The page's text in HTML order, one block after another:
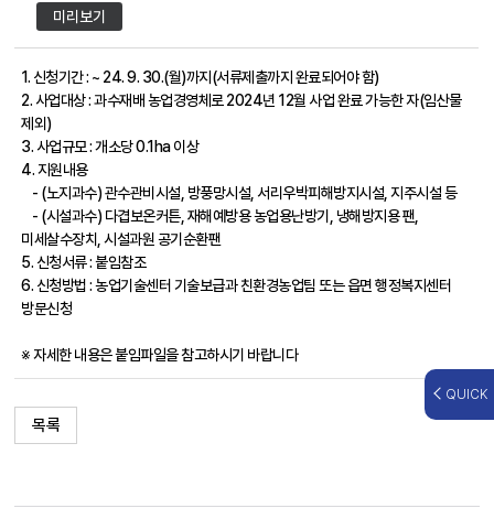
미리보기
1. 신청기간 : ~ 24. 9. 30.(월)까지(서류제출까지 완료되어야 함)
2. 사업대상 : 과수재배 농업경영체로 2024년 12월 사업 완료 가능한 자(임산물
제외)
3. 사업규모 : 개소당 0.1ha 이상
4. 지원내용
- (노지과수) 관수관비시설, 방풍망시설, 서리우박피해방지시설, 지주시설 등
- (시설과수) 다겹보온커튼, 재해예방용 농업용난방기, 냉해방지용 팬,
미세살수장치, 시설과원 공기순환팬
5. 신청서류 : 붙임참조
6. 신청방법 : 농업기술센터 기술보급과 친환경농업팀 또는 읍면 행정복지센터
방문신청
※ 자세한 내용은 붙임파일을 참고하시기 바랍니다
목록
QUICK